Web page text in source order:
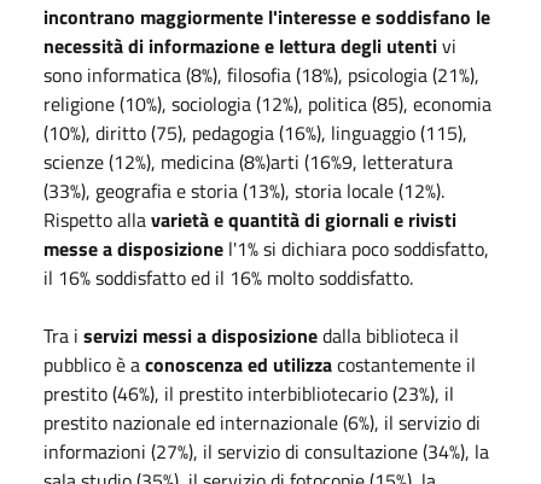
incontrano maggiormente l'interesse e soddisfano le
necessità di informazione e lettura degli utentivi
sono informatica (8%), filosofia (18%), psicologia (21%),
religione (10%), sociologia (12%), politica (85), economia
(10%), diritto (75), pedagogia (16%), linguaggio (115),
scienze (12%), medicina (8%)arti (16%9, letteratura
(33%), geografia e storia (13%), storia locale (12%).
Rispetto allavarietà e quantità di giornali e rivisti
messe a disposizione l'1% si dichiara poco soddisfatto,
il 16% soddisfatto ed il 16% molto soddisfatto.
Tra i servizi messi a disposizionedalla biblioteca il
pubblico è aconoscenza ed utilizzacostantemente il
prestito (46%), il prestito interbibliotecario (23%), il
prestito nazionale ed internazionale (6%), il servizio di
informazioni (27%), il servizio di consultazione (34%), la